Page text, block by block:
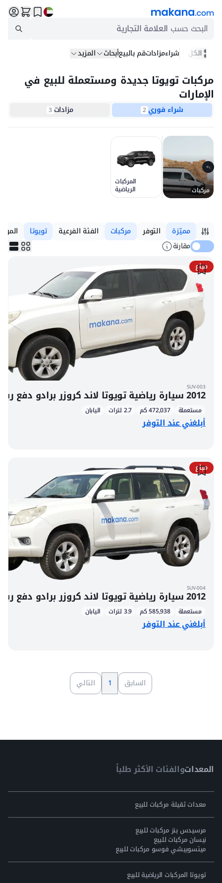
البحث حسب العلامة التجارية
الكل شراءمزاداتقم بالبيعأبحاث المزيد
مركبات تويوتا جديدة ومستعملة للبيع في
الإمارات
شراء فوري2 مزادات 3
مركبات
المركبات
الرياضية
مميّزة التوفر مركبات الفئة الفرعية تويوتا
مقارنة
مباع
SUV-003
2012 سيارة رياضية تويوتا لاند كروزر برادو دفع رباعي 7 ركاب
مستعملة 472,037 كم 2.7 لترات اليابان
أبلغني عند التوفر
مباع
SUV-004
2012 سيارة رياضية تويوتا لاند كروزر برادو دفع رباعي 7 ركاب
مستعملة 585,938 كم 3.9 لترات اليابان
أبلغني عند التوفر
السابق 1 التالي
المعداتوالفئات الأكثر طلباً
معدات ثقيلة مركبات للبيع
مرسيدس بنز مركبات للبيع
نيسان مركبات للبيع
ميتسوبيشي فوسو مركبات للبيع
تويوتا المركبات الرياضية للبيع